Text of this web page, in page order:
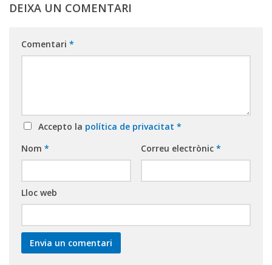
DEIXA UN COMENTARI
Comentari *
Accepto la política de privacitat *
Nom * Correu electrònic *
Lloc web